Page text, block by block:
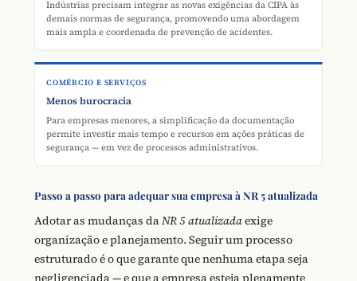
Indústrias precisam integrar as novas exigências da CIPA às
demais normas de segurança, promovendo uma abordagem
mais ampla e coordenada de prevenção de acidentes.
COMÉRCIO E SERVIÇOS
Menos burocracia
Para empresas menores, a simplificação da documentação
permite investir mais tempo e recursos em ações práticas de
segurança — em vez de processos administrativos.
Passo a passo para adequar sua empresa à NR 5 atualizada
Adotar as mudanças daNR 5 atualizadaexige
organização e planejamento. Seguir um processo
estruturado é o que garante que nenhuma etapa seja
negligenciada — e que a empresa esteja plenamente